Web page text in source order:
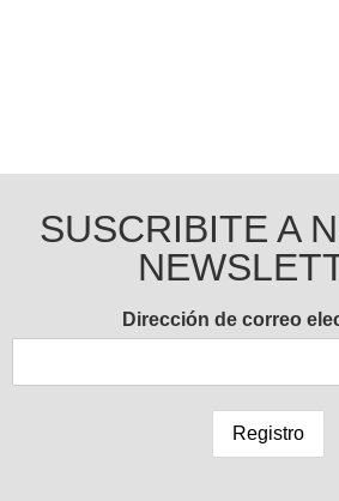
SUSCRIBITE A
Dirección de correo